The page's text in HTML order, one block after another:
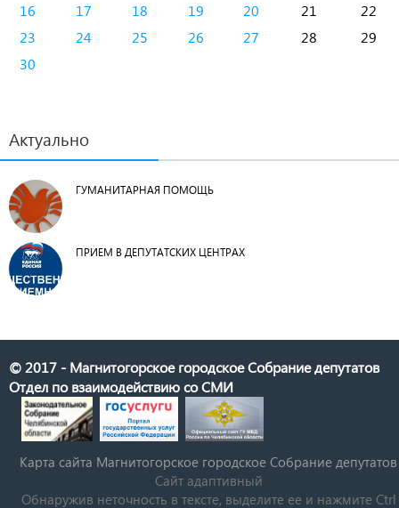
16
17 18 19 20 21
22
23
24 25 26 27 28
29
30
Актуально
ГУМАНИТАРНАЯ ПОМОЩЬ
ПРИЕМ В ДЕПУТАТСКИХ ЦЕНТРАХ
© 2017 - Магнитогорское городское Собрание депутатов
Отдел по взаимодействию со СМИ
Карта сайта Магнитогорское городское Cобрание депутатов
Сайт адаптивный
Обнаружив неточность в тексте, выделите ее и нажмите Ctrl